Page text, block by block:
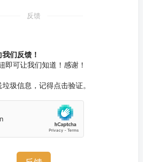
反馈
们反馈！
即可让我们知道！感谢！
圾信息，记得点击验证。